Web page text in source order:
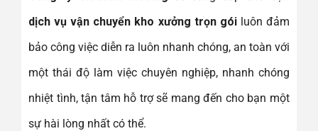
dịch vụ vận chuyển kho xưởng trọn góiluôn đảm
bảo công việc diễn ra luôn nhanh chóng, an toàn với
một thái độ làm việc chuyên nghiệp, nhanh chóng
nhiệt tình, tận tâm hỗ trợ sẽ mang đến cho bạn một
sự hài lòng nhất có thể.